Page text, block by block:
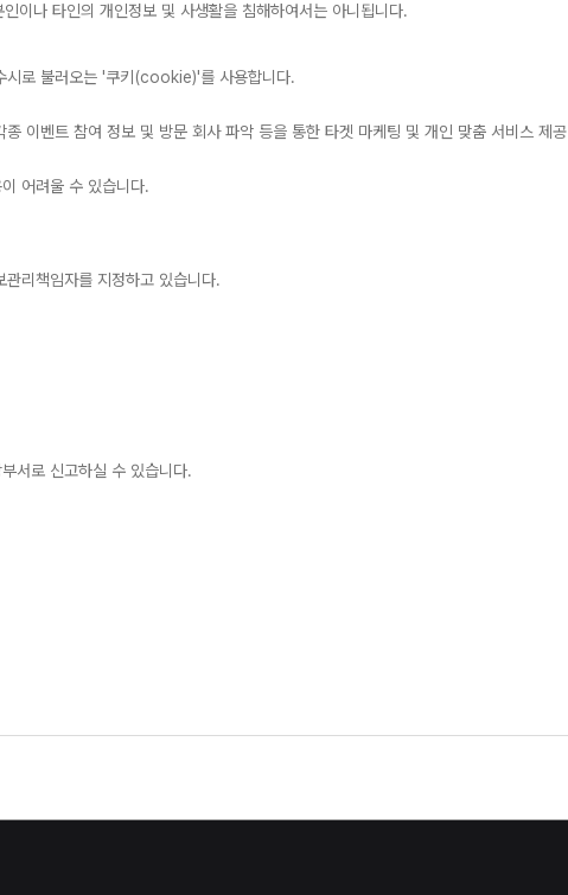
이나 타인의 개인정보 및 사생활을 침해하여서는 아니됩니다.
시로 불러오는 '쿠키(cookie)'를 사용합니다.
이벤트 참여 정보 및 방문 회사 파악 등을 통한 타겟 마케팅 및 개인 맞춤 서비스 제공
어려울 수 있습니다.
리책임자를 지정하고 있습니다.
서로 신고하실 수 있습니다.